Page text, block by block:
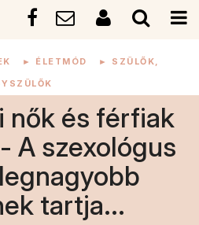
► ÉLETMÓD ► SZÜLŐK,
nők és férfiak
A szexológus
tartja...